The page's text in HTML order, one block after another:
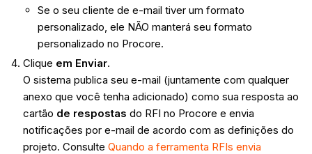
Se o seu cliente de e-mail tiver um formato
personalizado, ele NÃO manterá seu formato
personalizado no Procore.
Clique em Enviar.
O sistema publica seu e-mail (juntamente com qualquer
anexo que você tenha adicionado) como sua resposta ao
cartão de respostas do RFI no Procore e envia
notificações por e-mail de acordo com as definições do
projeto. Consulte Quando a ferramenta RFIs envia